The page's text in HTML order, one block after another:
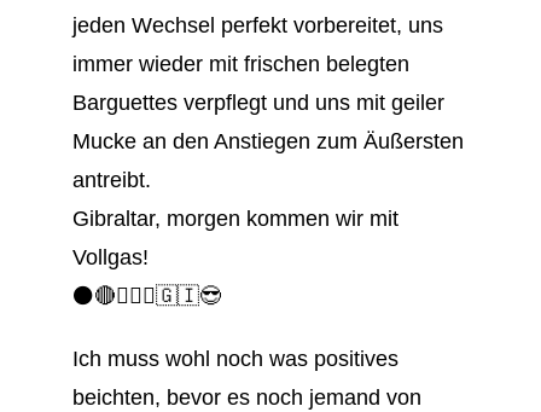
jeden Wechsel perfekt vorbereitet, uns
immer wieder mit frischen belegten
Barguettes verpflegt und uns mit geiler
Mucke an den Anstiegen zum Äußersten
antreibt.
Gibraltar, morgen kommen wir mit
Vollgas!
⚫️🔴🚴🏻‍♂️🇬🇮😎
Ich muss wohl noch was positives
beichten, bevor es noch jemand von